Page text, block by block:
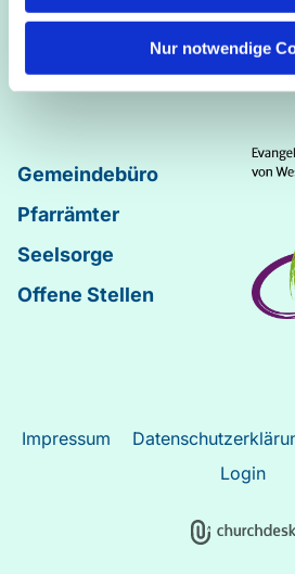
Nur notwendige
Abdinghof
Lukas
Gemeindebüro
Pfarrämter
Seelsorge
Offene Stellen
Impressum
Login